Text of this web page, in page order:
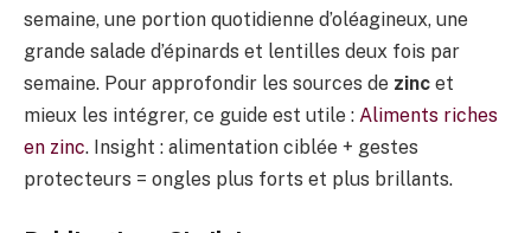
semaine, une portion quotidienne d’oléagineux, une
grande salade d’épinards et lentilles deux fois par
semaine. Pour approfondir les sources de zinc et
mieux les intégrer, ce guide est utile : Aliments riches
en zinc. Insight : alimentation ciblée + gestes
protecteurs = ongles plus forts et plus brillants.